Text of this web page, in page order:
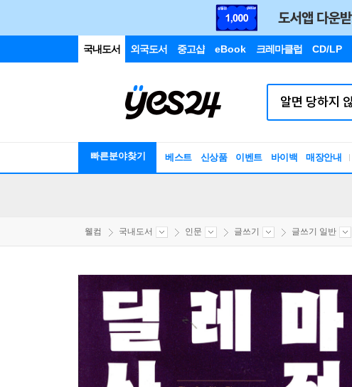
국내도서 외국도서 중고샵 eBook 크레마클럽 CD/LP
빠른분야찾기 베스트 신상품 이벤트 바이백 매장안내
웰컴 국내도서 인문 글쓰기 글쓰기 일반